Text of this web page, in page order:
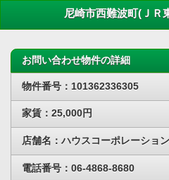
お問い合わせ物件の詳細
物件番号：101362336305
家賃：25,000円
店舗名：ハウスコーポレーショ
電話番号：06-4868-8680